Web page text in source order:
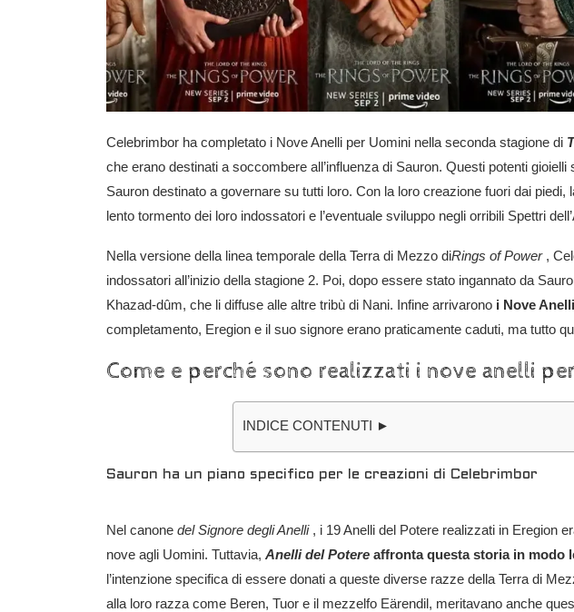
Celebrimbor ha completato i Nove Anelli per Uomini nella seconda stagione di
che erano destinati a soccombere all’influenza di Sauron. Questi potenti
Sauron destinato a governare su tutti loro. Con la loro creazione fuori dai
lento tormento dei loro indossatori e l’eventuale sviluppo negli orribili Spettri
Nella versione della linea temporale della Terra di Mezzo diRings of Power,
indossatori all’inizio della stagione 2. Poi, dopo essere stato ingannato da
Khazad-dûm, che li diffuse alle altre tribù di Nani. Infine arrivarono i Nove
completamento, Eregion e il suo signore erano praticamente caduti, ma tutto
Come e perché sono realizzati i nove anelli
INDICE CONTENUTI ►
Sauron ha un piano specifico per le creazioni di Celebrimbor
Nel canone del Signore degli Anelli, i 19 Anelli del Potere realizzati in Eregion
nove agli Uomini. Tuttavia, Anelli del Potere affronta questa storia in modo
l’intenzione specifica di essere donati a queste diverse razze della Terra di
alla loro razza come Beren, Tuor e il mezzelfo Eärendil, meritavano anche